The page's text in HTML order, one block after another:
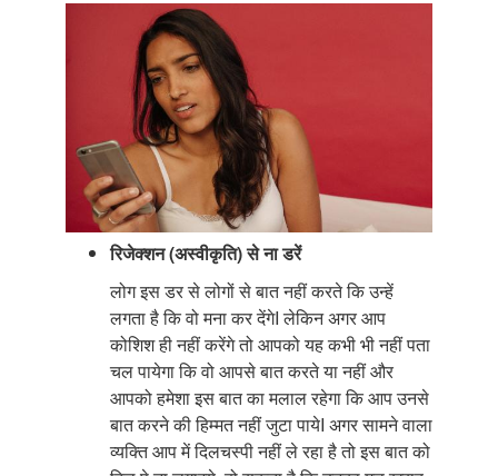
रिजेक्शन (अस्वीकृति) से ना डरें
लोग इस डर से लोगों से बात नहीं करते कि उन्हें
लगता है कि वो मना कर देंगेI लेकिन अगर आप
कोशिश ही नहीं करेंगे तो आपको यह कभी भी नहीं पता
चल पायेगा कि वो आपसे बात करते या नहीं और
आपको हमेशा इस बात का मलाल रहेगा कि आप उनसे
बात करने की हिम्मत नहीं जुटा पायेI अगर सामने वाला
व्यक्ति आप में दिलचस्पी नहीं ले रहा है तो इस बात को